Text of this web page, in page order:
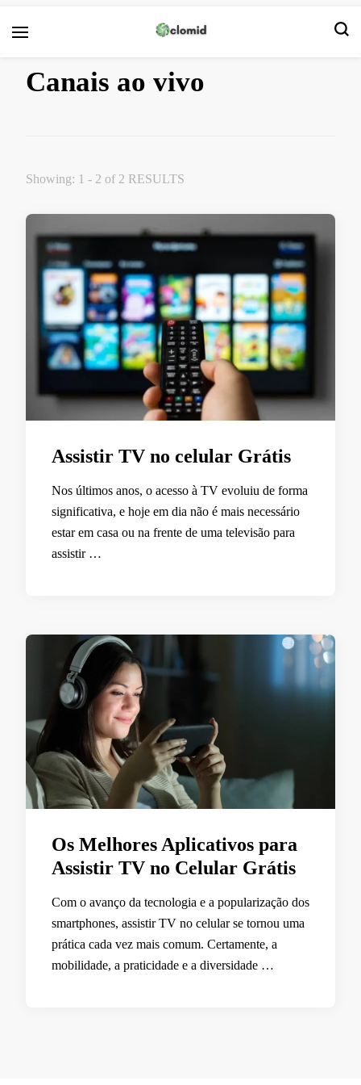
Canais ao vivo
Showing: 1 - 2 of 2 RESULTS
Assistir TV no celular Grátis
Nos últimos anos, o acesso à TV evoluiu de forma
significativa, e hoje em dia não é mais necessário
estar em casa ou na frente de uma televisão para
assistir …
Os Melhores Aplicativos para
Assistir TV no Celular Grátis
Com o avanço da tecnologia e a popularização dos
smartphones, assistir TV no celular se tornou uma
prática cada vez mais comum. Certamente, a
mobilidade, a praticidade e a diversidade …